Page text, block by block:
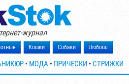
журнал
Кошки Собаки Любовь
• МОДА • ПРИЧЕСКИ • СТРИЖКИ